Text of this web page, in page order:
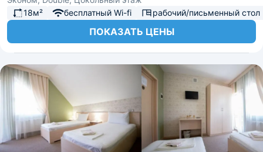
18м²
бесплатный Wi-fi рабочий/письменный стол
ПОКАЗАТЬ ЦЕНЫ